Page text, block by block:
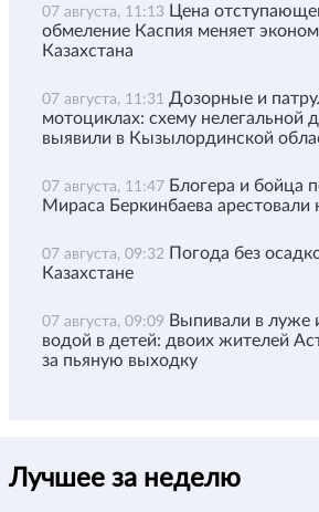
07 августа, 11:13 Цена
обмеление Каспия меняет
Казахстана
07 августа, 11:31 Дозорные и
мотоциклах: схему нелегальной
выявили в Кызылординской
07 августа, 11:47 Блогера и
Мираса Беркинбаева арестовали
07 августа, 09:32 Погода без
Казахстане
07 августа, 09:09 Выпивали в луже
водой в детей: двоих жителей
за пьяную выходку
Лучшее за неделю